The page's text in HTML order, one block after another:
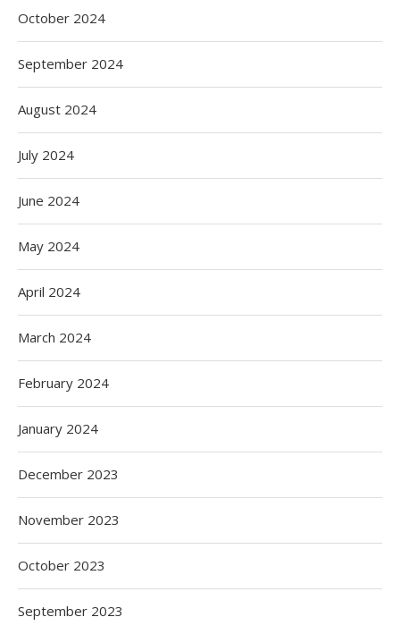
October 2024
September 2024
August 2024
July 2024
June 2024
May 2024
April 2024
March 2024
February 2024
January 2024
December 2023
November 2023
October 2023
September 2023